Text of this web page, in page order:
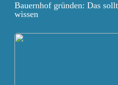
Bauernhof gründen: Das
wissen